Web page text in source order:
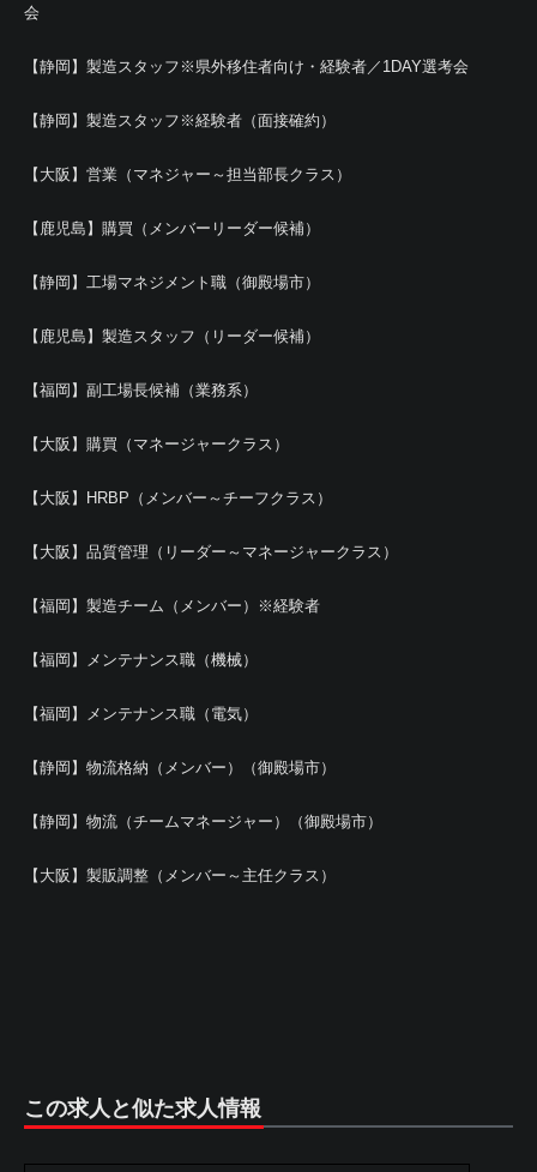
会
【静岡】製造スタッフ※県外移住者向け・経験者／1DAY選考会
【静岡】製造スタッフ※経験者（面接確約）
【大阪】営業（マネジャー～担当部長クラス）
【鹿児島】購買（メンバーリーダー候補）
【静岡】工場マネジメント職（御殿場市）
【鹿児島】製造スタッフ（リーダー候補）
【福岡】副工場長候補（業務系）
【大阪】購買（マネージャークラス）
【大阪】HRBP（メンバー～チーフクラス）
【大阪】品質管理（リーダー～マネージャークラス）
【福岡】製造チーム（メンバー）※経験者
【福岡】メンテナンス職（機械）
【福岡】メンテナンス職（電気）
【静岡】物流格納（メンバー）（御殿場市）
【静岡】物流（チームマネージャー）（御殿場市）
【大阪】製販調整（メンバー～主任クラス）
この求人と似た求人情報